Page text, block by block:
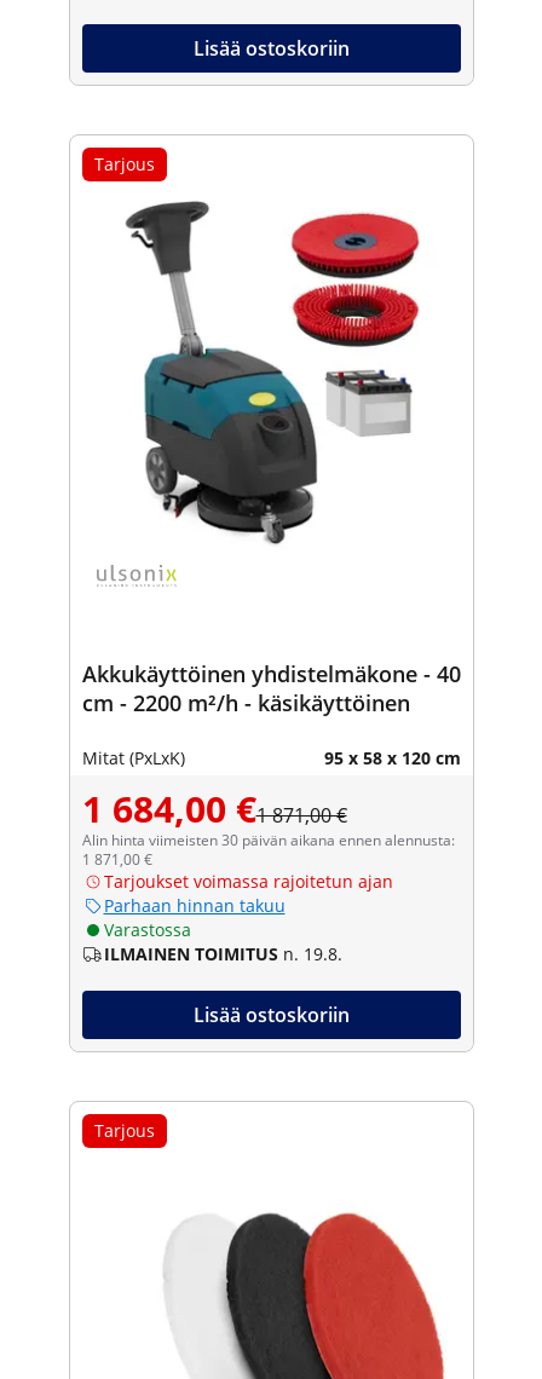
Lisää ostoskoriin
Tarjous
Akkukäyttöinen yhdistelmäkone - 40
cm - 2200 m²/h - käsikäyttöinen
Mitat (PxLxK) 95 x 58 x 120 cm
1 684,00 €1 871,00 €
Alin hinta viimeisten 30 päivän aikana ennen alennusta:
1 871,00 €
Tarjoukset voimassa rajoitetun ajan
Parhaan hinnan takuu
Varastossa
ILMAINEN TOIMITUS n. 19.8.
Lisää ostoskoriin
Tarjous